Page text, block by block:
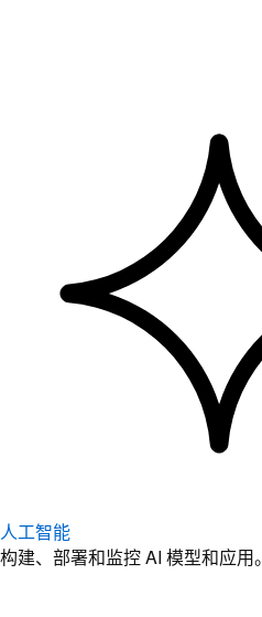
人工智能
构建、部署和监控 AI 模型和应用。